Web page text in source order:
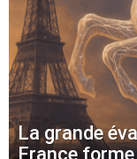
La grande
France